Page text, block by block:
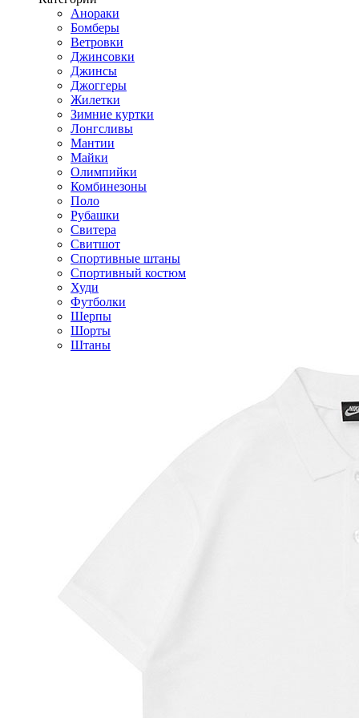
Анораки
Бомберы
Ветровки
Джинсовки
Джинсы
Джоггеры
Жилетки
Зимние куртки
Лонгсливы
Мантии
Майки
Олимпийки
Комбинезоны
Поло
Рубашки
Свитера
Свитшот
Спортивные штаны
Спортивный костюм
Худи
Футболки
Шерпы
Шорты
Штаны